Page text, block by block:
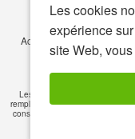
Les cookies
expérience
site Web,
Accessibilité
© Copyright
Les informations sur ce site
remplacer les conseils de votre
consulter un professionnel de la